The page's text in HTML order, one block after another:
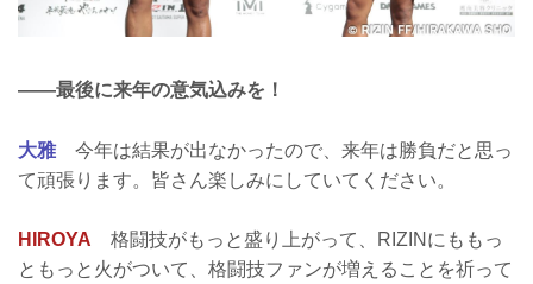
――最後に来年の意気込みを！
大雅今年は結果が出なかったので、来年は勝負だと思っ
て頑張ります。皆さん楽しみにしていてください。
HIROYA 格闘技がもっと盛り上がって、RIZINにももっ
ともっと火がついて、格闘技ファンが増えることを祈って